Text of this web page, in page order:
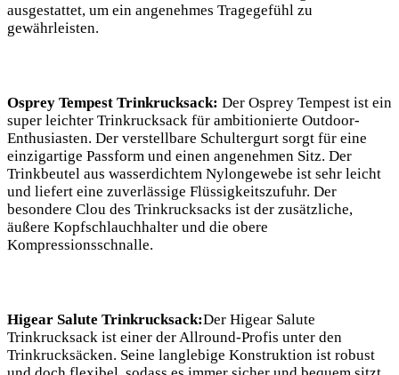
ausgestattet, um ein angenehmes Tragegefühl⁤ zu
gewährleisten.
Osprey Tempest Trinkrucksack: Der ⁤Osprey Tempest⁣ ist ein
super leichter Trinkrucksack für ambitionierte ​Outdoor-
Enthusiasten. Der verstellbare Schultergurt sorgt für eine
einzigartige Passform und einen angenehmen Sitz. Der
Trinkbeutel ⁢aus ⁣wasserdichtem Nylongewebe ist sehr leicht
und liefert eine ⁤zuverlässige Flüssigkeitszufuhr.‌ Der
besondere Clou des Trinkrucksacks ist der zusätzliche,
äußere Kopfschlauchhalter und die obere
Kompressionsschnalle. ⁣
Higear Salute Trinkrucksack:Der Higear Salute
⁤Trinkrucksack ⁢ist ⁢einer⁤ der‌ Allround-Profis unter ⁢den
Trinkrucksäcken. Seine‌ langlebige Konstruktion ist robust